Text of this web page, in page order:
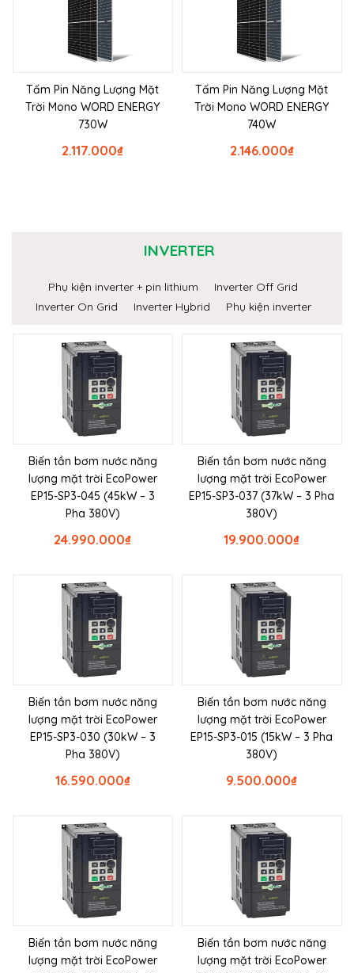
Tấm Pin Năng Lượng Mặt
Trời Mono WORD ENERGY
730W
₫
2.117.000
Tấm Pin Năng Lượng Mặt
Trời Mono WORD ENERGY
740W
₫
2.146.000
INVERTER
Phụ kiện inverter + pin lithium
Inverter Off Grid
Inverter On Grid
Inverter Hybrid Phụ kiện inverter
Biến tần bơm nước năng
lượng mặt trời EcoPower
EP15-SP3-045 (45kW – 3
Pha 380V)
₫
24.990.000
Biến tần bơm nước năng
lượng mặt trời EcoPower
EP15-SP3-037 (37kW – 3 Pha
380V)
₫
19.900.000
Biến tần bơm nước năng
lượng mặt trời EcoPower
EP15-SP3-030 (30kW – 3
Pha 380V)
₫
16.590.000
Biến tần bơm nước năng
lượng mặt trời EcoPower
EP15-SP3-015 (15kW – 3 Pha
380V)
₫
9.500.000
Biến tần bơm nước năng
lượng mặt trời EcoPower
Biến tần bơm nước năng
lượng mặt trời EcoPower